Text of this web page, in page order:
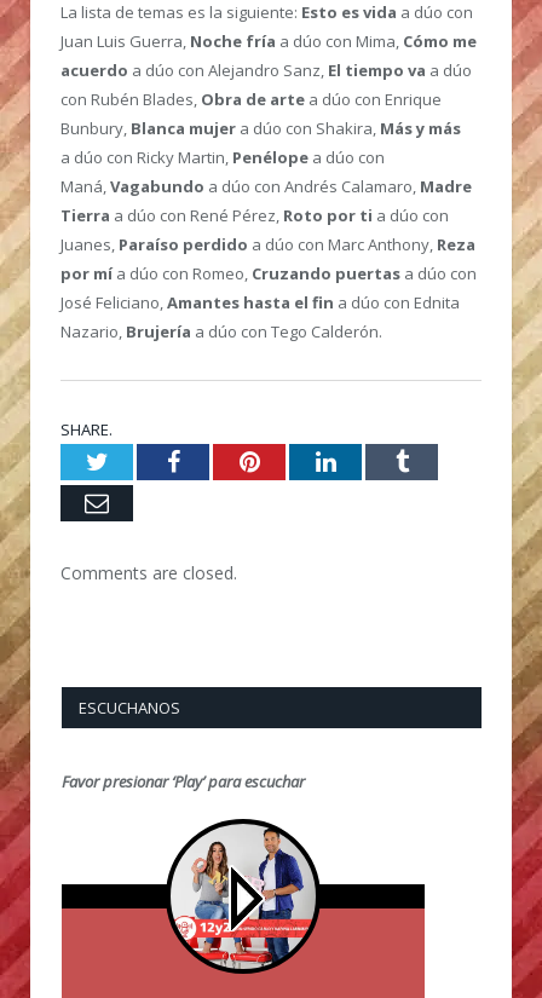
La lista de temas es la siguiente: Esto es vida a dúo con
Juan Luis Guerra, Noche fría a dúo con Mima, Cómo me
acuerdo a dúo con Alejandro Sanz, El tiempo va a dúo
con Rubén Blades, Obra de arte a dúo con Enrique
Bunbury, Blanca mujer a dúo con Shakira, Más y más
a dúo con Ricky Martin, Penélope a dúo con
Maná,Vagabundo a dúo con Andrés Calamaro, Madre
Tierra a dúo con René Pérez, Roto por ti a dúo con
Juanes, Paraíso perdido a dúo con Marc Anthony, Reza
por mía dúo con Romeo, Cruzando puertas a dúo con
José Feliciano,Amantes hasta el fin a dúo con Ednita
Nazario, Brujería a dúo con Tego Calderón.
SHARE.
TwitterFacebookPinterestLinkedInTumblr
Email
Comments are closed.
ESCUCHANOS
Favor presionar ‘Play’ para escuchar